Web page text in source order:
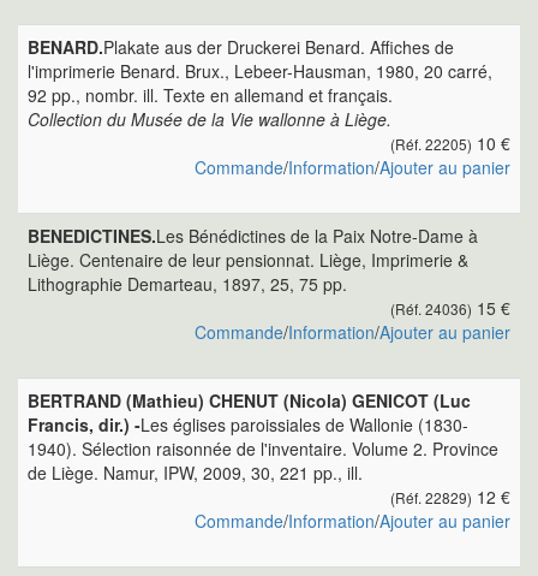
BENARD.Plakate aus der Druckerei Benard. Affiches de
l'imprimerie Benard. Brux., Lebeer-Hausman, 1980, 20 carré,
92 pp., nombr. ill. Texte en allemand et français.
Collection du Musée de la Vie wallonne à Liège.
(Réf. 22205) 10 €
Commande/Information/Ajouter au panier
BENEDICTINES.Les Bénédictines de la Paix Notre-Dame à
Liège. Centenaire de leur pensionnat. Liège, Imprimerie &
Lithographie Demarteau, 1897, 25, 75 pp.
(Réf. 24036) 15 €
Commande/Information/Ajouter au panier
BERTRAND (Mathieu) CHENUT (Nicola) GENICOT (Luc
Francis, dir.) -Les églises paroissiales de Wallonie (1830-
1940). Sélection raisonnée de l'inventaire. Volume 2. Province
de Liège. Namur, IPW, 2009, 30, 221 pp., ill.
(Réf. 22829) 12 €
Commande/Information/Ajouter au panier